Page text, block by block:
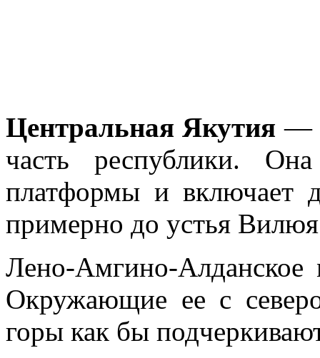
Центральная Якутия—
часть республики.
платформы и вклю­чает
при­мерно до устья
Лено-Амгино-
Окружающие ее с
горы как бы